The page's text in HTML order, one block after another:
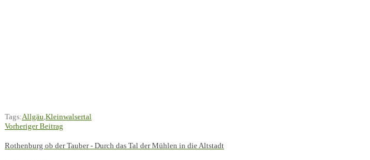
Tags:Allgäu Kleinwalsertal
Vorheriger Beitrag
Rothenburg ob der Tauber - Durch das Tal der Mühlen in die Altstadt